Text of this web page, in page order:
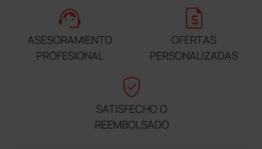
support_agent
ASESORAMIENTO
PROFESIONAL
request_quote
OFERTAS
PERSONALIZADAS
verified_user
SATISFECHO O
REEMBOLSADO